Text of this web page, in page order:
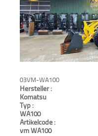
Stromerzeuger
Vibrationstechnik
Kommunaltechnik
Anbaugeräte
Sonderaktionen
03VM-WA100
Hersteller :
Komatsu
Typ :
WA100
Artikelcode :
vm WA100